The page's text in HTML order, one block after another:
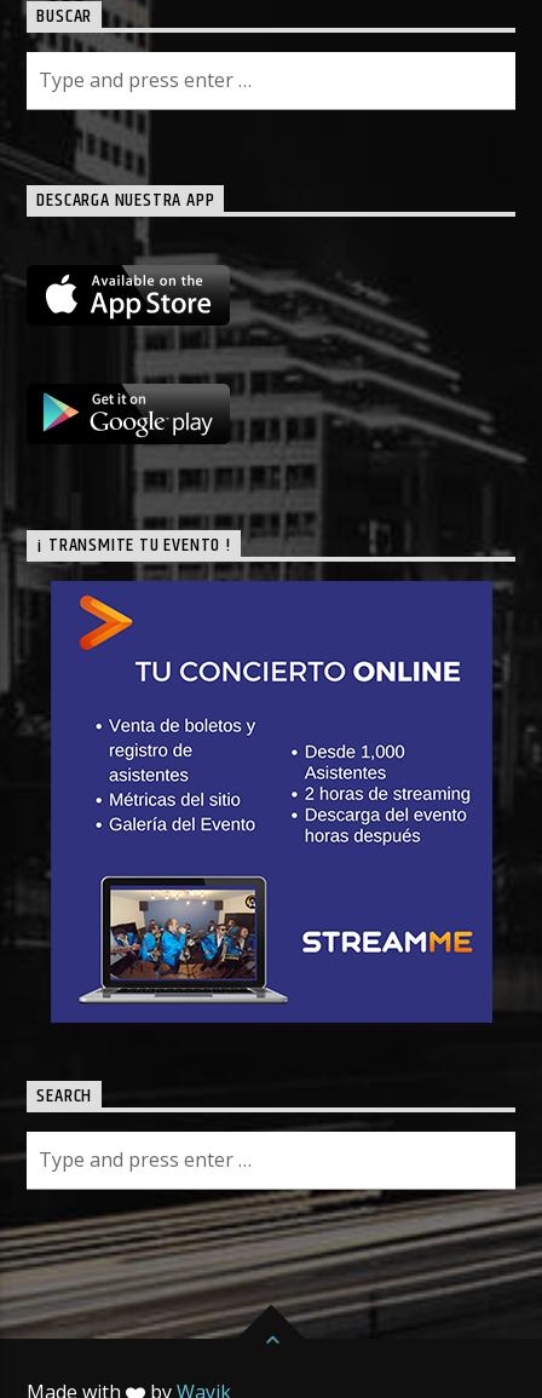
BUSCAR
DESCARGA NUESTRA APP
¡ TRANSMITE TU EVENTO !
SEARCH
Made with byWayik